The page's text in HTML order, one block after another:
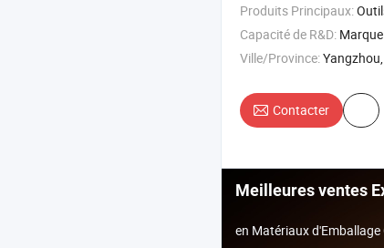
Produits Principaux:Outils de peinture ,
Capacité de R&D:
Ville/Province:
Contacter
Meilleures ventes
en Matériaux